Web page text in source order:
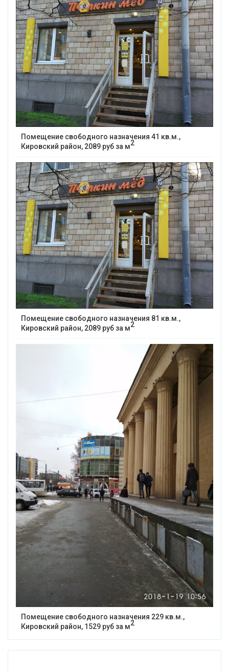
Помещение свободного назначения 41 кв.м.,
Кировский район, 2089 руб за м2
Помещение свободного назначения 81 кв.м.,
Кировский район, 2089 руб за м2
Помещение свободного назначения 229 кв.м.,
Кировский район, 1529 руб за м2